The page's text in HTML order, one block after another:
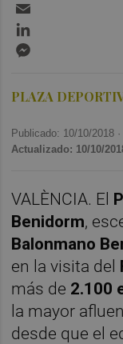
PLAZA
Publicado: 10/10/2018
Actualizado: 10/10/
VALÈNCIA. El
Benidorm,
Balonmano
en la visita del
más de 2.100
la mayor
desde que el